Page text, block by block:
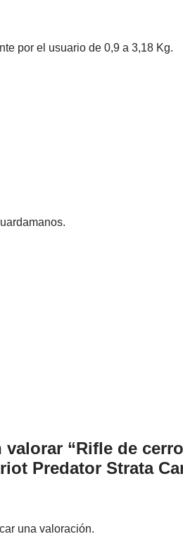
por el usuario de 0,9 a 3,18 Kg.
valorar “Rifle de
Predator Strata
una valoración.